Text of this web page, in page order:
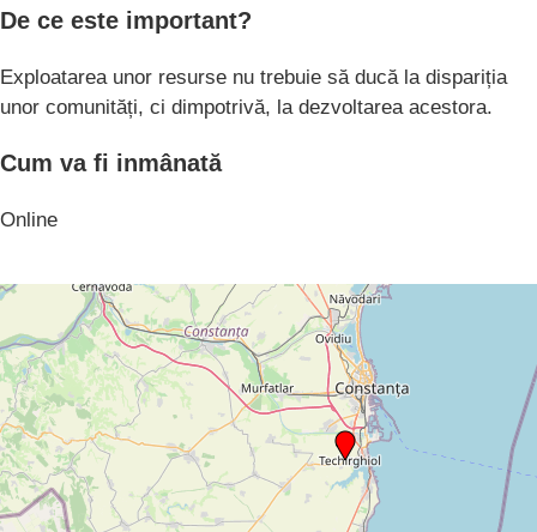
De ce este important?
Exploatarea unor resurse nu trebuie să ducă la dispariția
unor comunități, ci dimpotrivă, la dezvoltarea acestora.
Cum va fi inmânată
Online